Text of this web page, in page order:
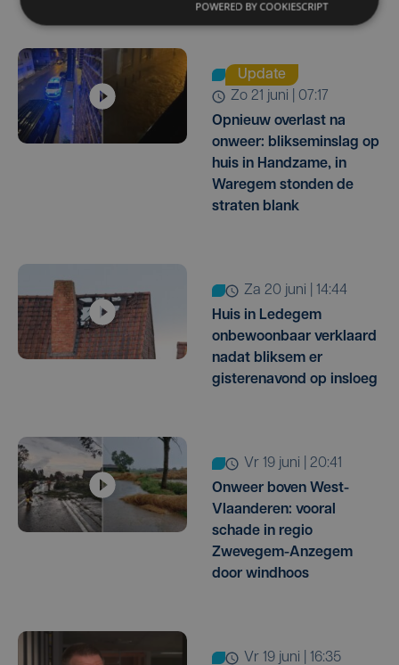
Update
zo 21 juni | 07:17
Opnieuw overlast na
onweer: blikseminslag op
huis in Handzame, in
Waregem stonden de
straten blank
za 20 juni | 14:44
Huis in Ledegem
onbewoonbaar verklaard
nadat bliksem er
gisterenavond op insloeg
vr 19 juni | 20:41
Onweer boven West-
Vlaanderen: vooral
schade in regio
Zwevegem-Anzegem
door windhoos
vr 19 juni | 16:35
POWERED BY COOKIESCRIPT